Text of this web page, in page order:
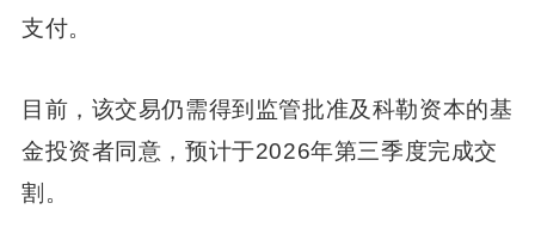
支付。
目前，该交易仍需得到监管批准及科勒资本的基
金投资者同意，预计于2026年第三季度完成交
割。